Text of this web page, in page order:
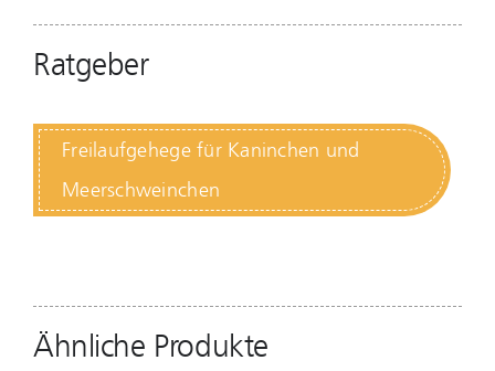
Ratgeber
Freilaufgehege für Kaninchen und
Meerschweinchen
Ähnliche Produkte